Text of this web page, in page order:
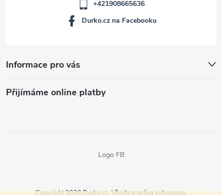
Informace pro vás
Přijímáme online platby
+421908665636
Durko.cz na Facebooku
Logo FB
Copyright 2026 Durko.cz. Všechna práva vyhrazena.